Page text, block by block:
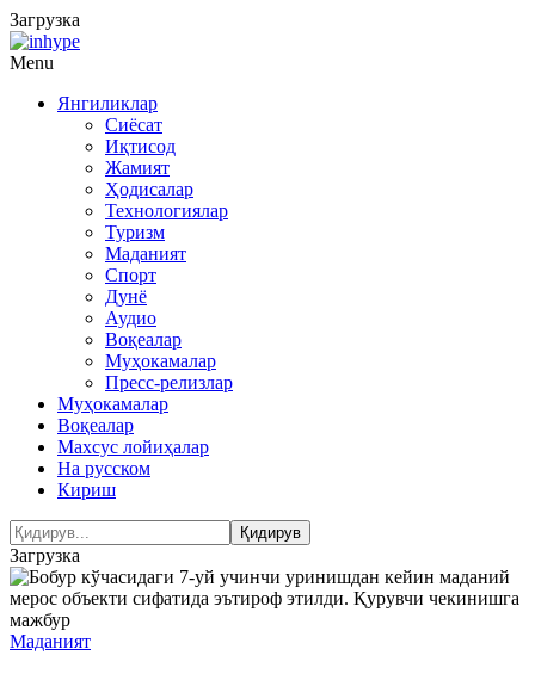
Загрузка
Menu
Янгиликлар
Сиёсат
Иқтисод
Жамият
Ҳодисалар
Технологиялар
Туризм
Маданият
Спорт
Дунё
Аудио
Воқеалар
Муҳокамалар
Пресс-релизлар
Муҳокамалар
Воқеалар
Махсус лойиҳалар
На русском
Кириш
Загрузка
Маданият